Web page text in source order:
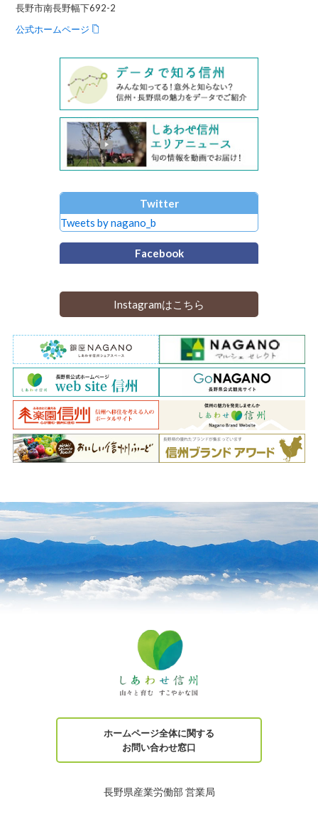
長野市南長野幅下692-2
公式ホームページ
Twitter
Tweets by nagano_b
Facebook
Instagramはこちら
ホームページ全体に関する
お問い合わせ窓口
長野県産業労働部 営業局